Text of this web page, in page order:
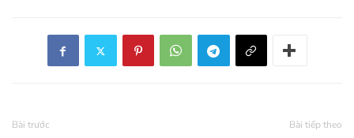
Bài trước Bài tiếp theo